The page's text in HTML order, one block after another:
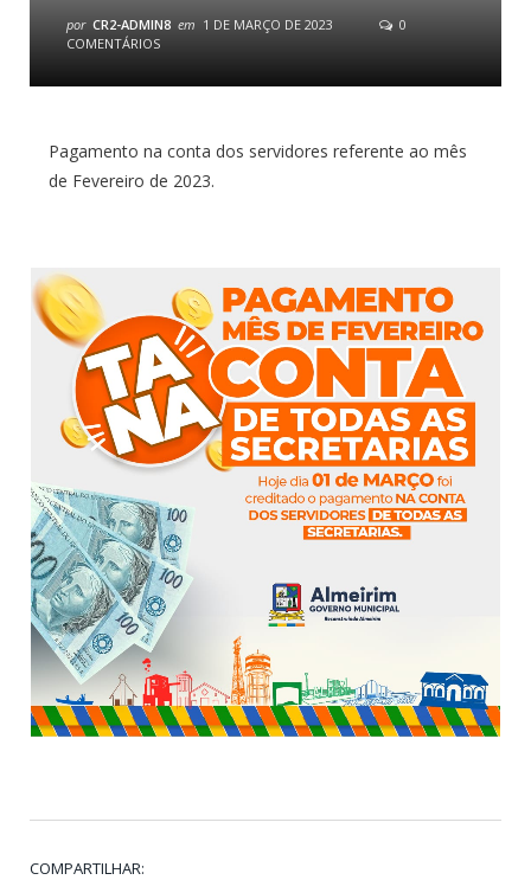
por CR2-ADMIN8 em 1 DE MARÇO DE 2023
0
COMENTÁRIOS
Pagamento na conta dos servidores referente ao mês
de Fevereiro de 2023.
COMPARTILHAR: